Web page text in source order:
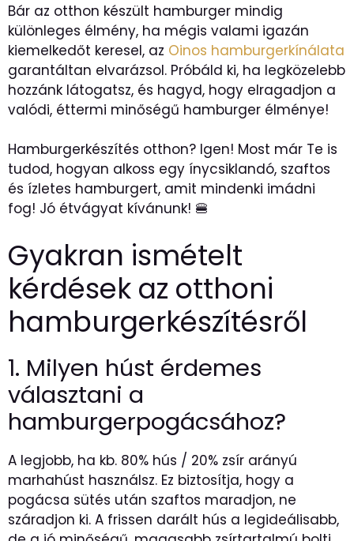
Bár az otthon készült hamburger mindig
különleges élmény, ha mégis valami igazán
kiemelkedőt keresel, az Oinos hamburgerkínálata
garantáltan elvarázsol. Próbáld ki, ha legközelebb
hozzánk látogatsz, és hagyd, hogy elragadjon a
valódi, éttermi minőségű hamburger élménye!
Hamburgerkészítés otthon? Igen! Most már Te is
tudod, hogyan alkoss egy ínycsiklandó, szaftos
és ízletes hamburgert, amit mindenki imádni
fog! Jó étvágyat kívánunk! 🍔
Gyakran ismételt
kérdések az otthoni
hamburgerkészítésről
1. Milyen húst érdemes
választani a
hamburgerpogácsához?
A legjobb, ha kb. 80% hús / 20% zsír arányú
marhahúst használsz. Ez biztosítja, hogy a
pogácsa sütés után szaftos maradjon, ne
száradjon ki. A frissen darált hús a legideálisabb,